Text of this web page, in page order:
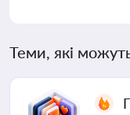
Теми, які